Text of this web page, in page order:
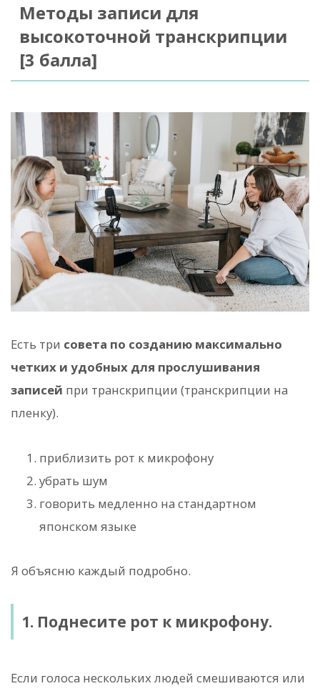
Методы записи для
высокоточной транскрипции
[3 балла]
Есть три совета по созданию максимально
четких и удобных для прослушивания
записей при транскрипции (транскрипции на
пленку).
приблизить рот к микрофону
убрать шум
говорить медленно на стандартном
японском языке
Я объясню каждый подробно.
1. Поднесите рот к микрофону.
Если голоса нескольких людей смешиваются или